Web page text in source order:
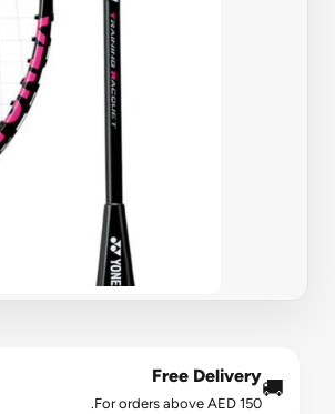
🚚
Free Delivery
For orders above AED 150.